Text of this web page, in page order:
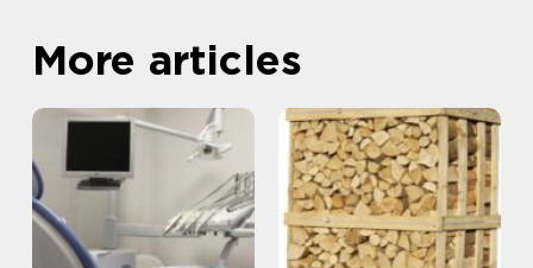
More articles